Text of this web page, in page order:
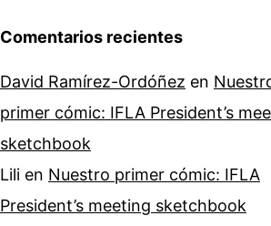
Comentarios recientes
David Ramírez-Ordóñez en
primer cómic: IFLA President’s
sketchbook
Lili en Nuestro primer cómic: IFLA
President’s meeting sketchbook